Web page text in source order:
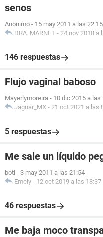
senos
Anonimo - 15 may 2011 a las 22:15
DRA. MARNET - 24 nov 2018 a
146 respuestas
Flujo vaginal baboso
Mayerlymoreira - 10 dic 2015 a las
Jaguar_MX - 21 oct 2021 a las
5 respuestas
Me sale un líquido
boti - 3 may 2011 a las 21:54
Emely - 12 oct 2019 a las 18:37
46 respuestas
Me baja moco